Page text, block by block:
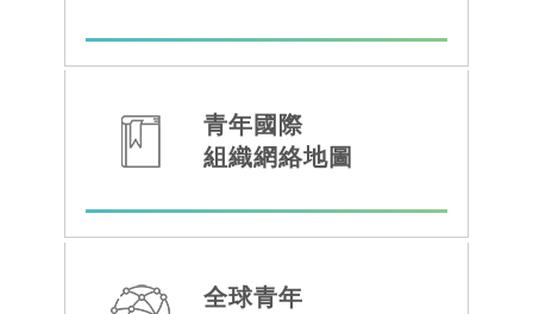
青年國際
組織網絡地圖
全球趨勢論壇圖示
全球青年